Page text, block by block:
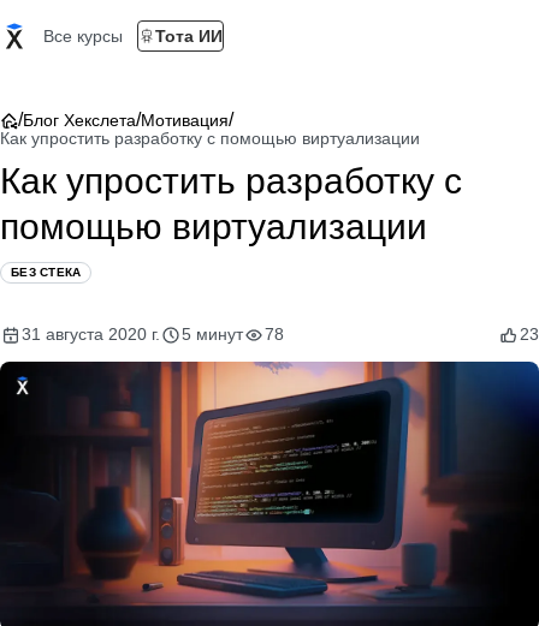
Все курсы Тота ИИ
/Блог Хекслета/Мотивация/
Как упростить разработку с помощью виртуализации
Как упростить разработку с
помощью виртуализации
БЕЗ СТЕКА
31 августа 2020 г. 5 минут 78 23